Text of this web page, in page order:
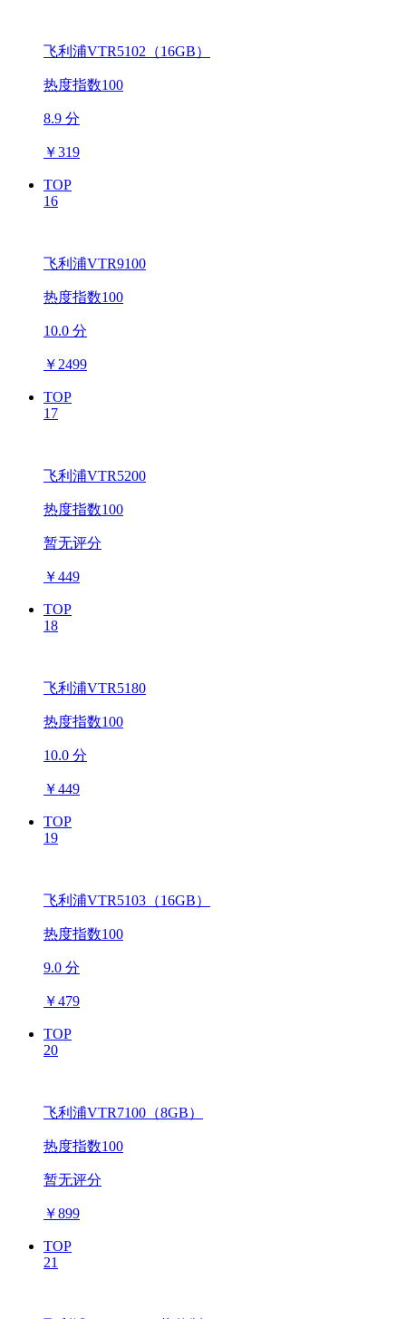
飞利浦VTR5102（16GB）
热度指数100
8.9 分
￥319
TOP
16
飞利浦VTR9100
热度指数100
10.0 分
￥ 2499
TOP
17
飞利浦VTR5200
热度指数100
暂无评分
￥449
TOP
18
飞利浦VTR5180
热度指数100
10.0 分
￥449
TOP
19
飞利浦VTR5103（16GB）
热度指数100
9.0 分
￥479
TOP
20
飞利浦VTR7100（8GB）
热度指数100
暂无评分
￥899
TOP
21